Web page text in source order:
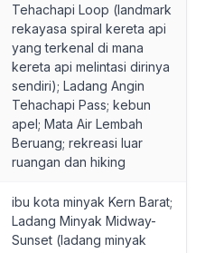
Tehachapi Loop (landmark
rekayasa spiral kereta api
yang terkenal di mana
kereta api melintasi dirinya
sendiri); Ladang Angin
Tehachapi Pass; kebun
apel; Mata Air Lembah
Beruang; rekreasi luar
ruangan dan hiking
ibu kota minyak Kern Barat;
Ladang Minyak Midway-
Sunset (ladang minyak